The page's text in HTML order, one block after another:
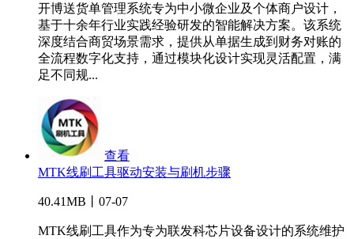
开博送货单管理系统专为中小微企业及个体商户设计，
基于十余年行业实践经验研发的智能解决方案。该系统
深度结合商贸场景需求，提供从单据生成到财务对账的
全流程数字化支持，通过模块化设计实现灵活配置，满
足不同规...
查看
MTK线刷工具驱动安装与刷机步骤
40.41MB丨07-07
MTK线刷工具作为专为联发科芯片设备设计的系统维护